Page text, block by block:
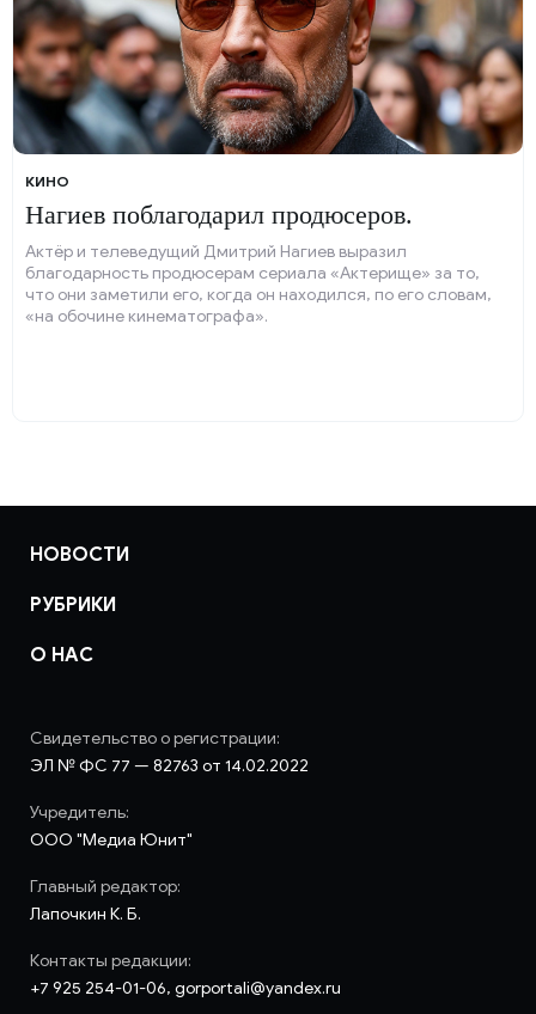
КИНО
Нагиев поблагодарил продюсеров.
Актёр и телеведущий Дмитрий Нагиев выразил
благодарность продюсерам сериала «Актерище» за то,
что они заметили его, когда он находился, по его словам,
«на обочине кинематографа».
НОВОСТИ
РУБРИКИ
О НАС
Свидетельство о регистрации:
ЭЛ № ФС 77 — 82763 от 14.02.2022
Учредитель:
ООО "Медиа Юнит"
Главный редактор:
Лапочкин К. Б.
Контакты редакции:
+7 925 254-01-06, gorportali@yandex.ru